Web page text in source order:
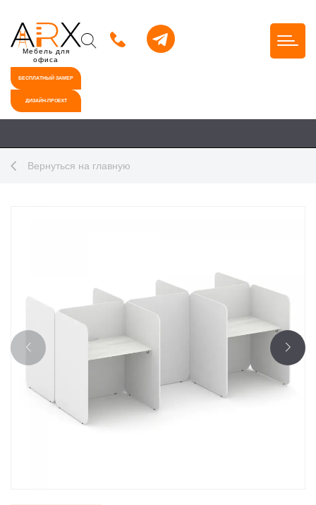
Мебель для
офиса
БЕСПЛАТНЫЙ ЗАМЕР
ДИЗАЙН-ПРОЕКТ
Вернуться на главную